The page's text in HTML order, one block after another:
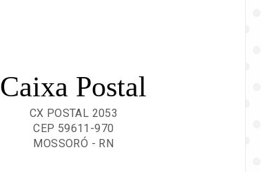
Caixa Postal
CX POSTAL 2053
CEP 59611-970
MOSSORÓ - RN